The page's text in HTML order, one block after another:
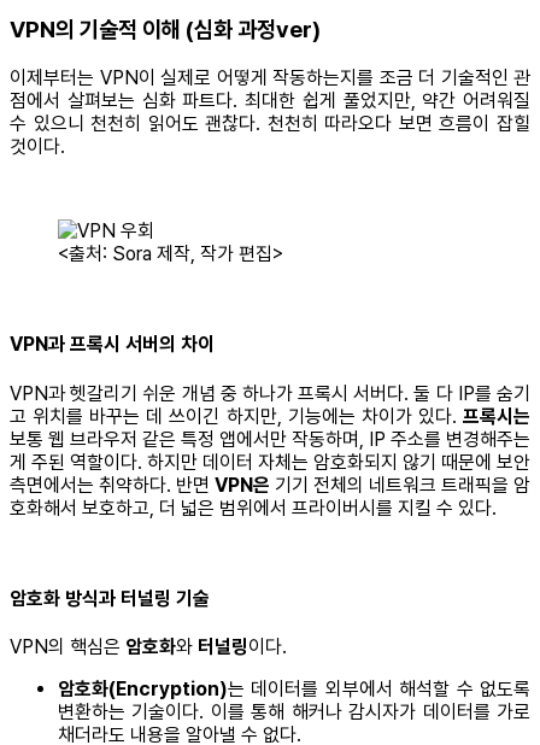
VPN의 기술적 이해 (심화 과정ver)
이제부터는 VPN이 실제로 어떻게 작동하는지를 조금 더 기술적인 관
점에서 살펴보는 심화 파트다. 최대한 쉽게 풀었지만, 약간 어려워질
수 있으니 천천히 읽어도 괜찮다. 천천히 따라오다 보면 흐름이 잡힐
것이다.
<출처: Sora 제작, 작가 편집>
VPN과 프록시 서버의 차이
VPN과 헷갈리기 쉬운 개념 중 하나가 프록시 서버다. 둘 다 IP를 숨기
고 위치를 바꾸는 데 쓰이긴 하지만, 기능에는 차이가 있다. 프록시는
보통 웹 브라우저 같은 특정 앱에서만 작동하며, IP 주소를 변경해주는
게 주된 역할이다. 하지만 데이터 자체는 암호화되지 않기 때문에 보안
측면에서는 취약하다. 반면 VPN은 기기 전체의 네트워크 트래픽을 암
호화해서 보호하고, 더 넓은 범위에서 프라이버시를 지킬 수 있다.
암호화 방식과 터널링 기술
VPN의 핵심은 암호화와 터널링이다.
암호화(Encryption)는 데이터를 외부에서 해석할 수 없도록
변환하는 기술이다. 이를 통해 해커나 감시자가 데이터를 가로
채더라도 내용을 알아낼 수 없다.